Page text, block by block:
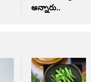
అన్నారు..